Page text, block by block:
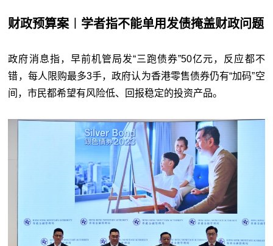
财政预算案︱学者指不能单用发债掩盖财政问题
政府消息指，早前机管局发“三跑债券”50亿元，反应都不
错，每人限购最多3手，政府认为香港零售债券仍有“加码”空
间，市民都希望有风险低、回报稳定的投资产品。